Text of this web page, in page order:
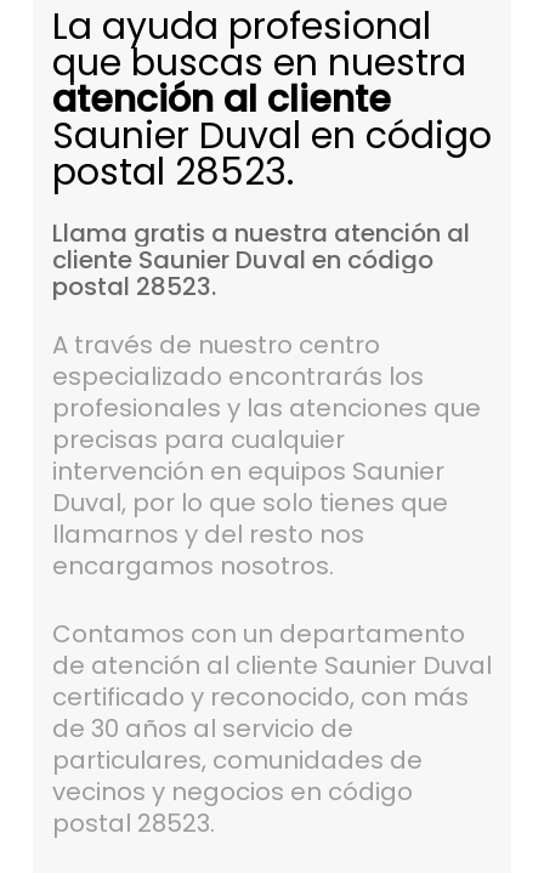
La ayuda profesional
que buscas en nuestra
atención al cliente
Saunier Duval en código
postal 28523.
Llama gratis a nuestra atención al
cliente Saunier Duval en código
postal 28523.
A través de nuestro centro
especializado encontrarás los
profesionales y las atenciones que
precisas para cualquier
intervención en equipos Saunier
Duval, por lo que solo tienes que
llamarnos y del resto nos
encargamos nosotros.
Contamos con un departamento
de atención al cliente Saunier Duval
certificado y reconocido, con más
de 30 años al servicio de
particulares, comunidades de
vecinos y negocios en código
postal 28523.